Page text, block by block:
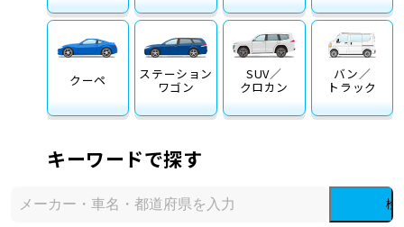
クーペ ステーション
ワゴン
SUV／
クロカン
バン／
トラック
キーワードで探す
検